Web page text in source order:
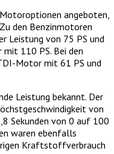
angeboten,
den Benzinmotoren
Leistung von 75 PS und
110 PS. Bei den
Motor mit 61 PS und
Leistung bekannt. Der
von
Sekunden von 0 auf 100
waren ebenfalls
Kraftstoffverbrauch